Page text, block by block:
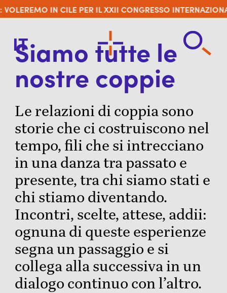
IT
IN CILE PER IL XXII CONGRESSO INTERNAZIONALE
Siamo tutte le
nostre coppie
Le relazioni di coppia sono
storie che ci costruiscono nel
tempo, fili che si intrecciano
in una danza tra passato e
presente, tra chi siamo stati e
chi stiamo diventando.
Incontri, scelte, attese, addii:
ognuna di queste esperienze
segna un passaggio e si
collega alla successiva in un
dialogo continuo con l’altro.